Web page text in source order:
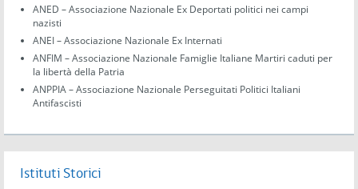
ANED – Associazione Nazionale Ex Deportati politici nei campi
nazisti
ANEI – Associazione Nazionale Ex Internati
ANFIM – Associazione Nazionale Famiglie Italiane Martiri caduti per
la libertà della Patria
ANPPIA – Associazione Nazionale Perseguitati Politici Italiani
Antifascisti
Istituti Storici